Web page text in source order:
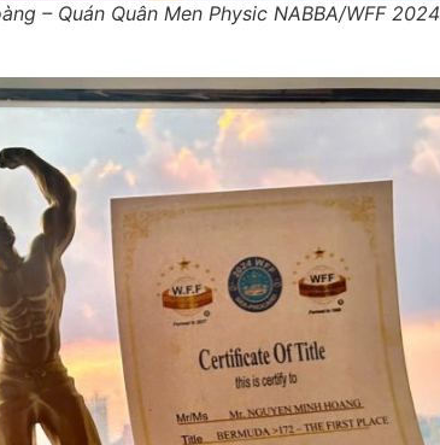
– Quán Quân Men Physic NABBA/WFF 2024